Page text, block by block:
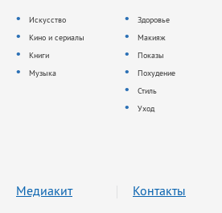
Искусство
Кино и сериалы
Книги
Музыка
Здоровье
Макияж
Показы
Похудение
Стиль
Уход
Медиакит Контакты